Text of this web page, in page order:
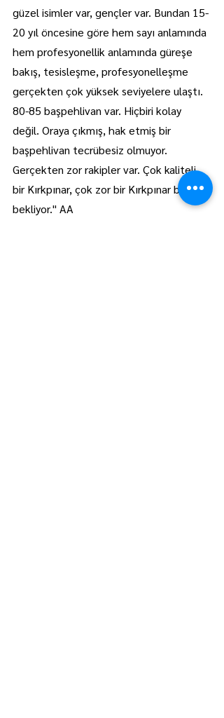
güzel isimler var, gençler var. Bundan 15-
20 yıl öncesine göre hem sayı anlamında
hem profesyonellik anlamında güreşe
bakış, tesisleşme, profesyonelleşme
gerçekten çok yüksek seviyelere ulaştı.
80-85 başpehlivan var. Hiçbiri kolay
değil. Oraya çıkmış, hak etmiş bir
başpehlivan tecrübesiz olmuyor.
Gerçekten zor rakipler var. Çok kaliteli
bir Kırkpınar, çok zor bir Kırkpınar bizi
bekliyor." AA